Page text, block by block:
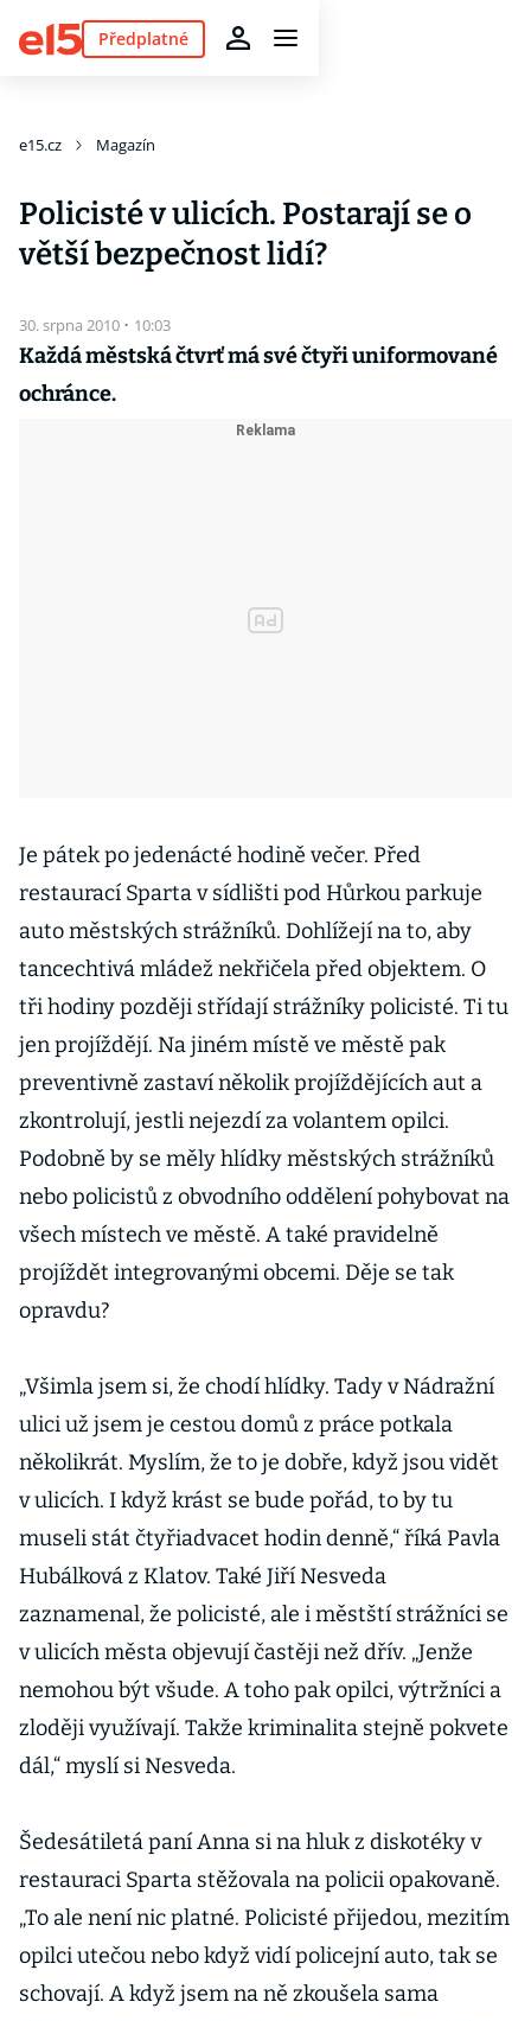
Předplatné
e15.cz Magazín
Policisté v ulicích. Postarají se o
větší bezpečnost lidí?
30. srpna 2010 · 10:03
Každá městská čtvrť má své čtyři uniformované
ochránce.
Je pátek po jedenácté hodině večer. Před
restaurací Sparta v sídlišti pod Hůrkou parkuje
auto městských strážníků. Dohlížejí na to, aby
tancechtivá mládež nekřičela před objektem. O
tři hodiny později střídají strážníky policisté. Ti tu
jen projíždějí. Na jiném místě ve městě pak
preventivně zastaví několik projíždějících aut a
zkontrolují, jestli nejezdí za volantem opilci.
Podobně by se měly hlídky městských strážníků
nebo policistů z obvodního oddělení pohybovat na
všech místech ve městě. A také pravidelně
projíždět integrovanými obcemi. Děje se tak
opravdu?
„Všimla jsem si, že chodí hlídky. Tady v Nádražní
ulici už jsem je cestou domů z práce potkala
několikrát. Myslím, že to je dobře, když jsou vidět
v ulicích. I když krást se bude pořád, to by tu
museli stát čtyřiadvacet hodin denně,“ říká Pavla
Hubálková z Klatov. Také Jiří Nesveda
zaznamenal, že policisté, ale i městští strážníci se
v ulicích města objevují častěji než dřív. „Jenže
nemohou být všude. A toho pak opilci, výtržníci a
zloději využívají. Takže kriminalita stejně pokvete
dál,“ myslí si Nesveda.
Šedesátiletá paní Anna si na hluk z diskotéky v
restauraci Sparta stěžovala na policii opakovaně.
„To ale není nic platné. Policisté přijedou, mezitím
opilci utečou nebo když vidí policejní auto, tak se
schovají. A když jsem na ně zkoušela sama